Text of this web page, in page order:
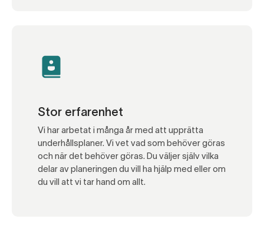
Stor erfarenhet
Vi har arbetat i många år med att upprätta
underhållsplaner. Vi vet vad som behöver göras
och när det behöver göras. Du väljer själv vilka
delar av planeringen du vill ha hjälp med eller om
du vill att vi tar hand om allt.